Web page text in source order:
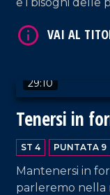
dellUnione
Mirijello, al
Catanzaro
29:10
Tenersi in
ST 4 PUNTATA 9
Mantenersi in
parleremo nella
VAI AL TITOLO